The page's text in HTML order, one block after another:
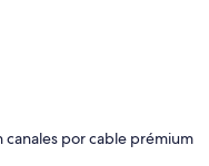
canales por cable prémium